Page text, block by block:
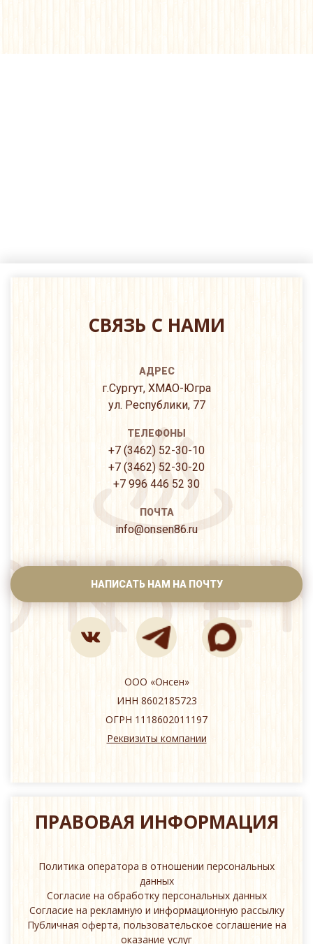
СВЯЗЬ С НАМИ
АДРЕС
г.Сургут, ХМАО-Югра
ул. Республики, 77
ТЕЛЕФОНЫ
+7 (3462) 52-30-10
+7 (3462) 52-30-20
+7 996 446 52 30
ПОЧТА
info@onsen86.ru
НАПИСАТЬ НАМ НА ПОЧТУ
ООО «Онсен»
ИНН 8602185723
ОГРН 1118602011197
Реквизиты компании
ПРАВОВАЯ ИНФОРМАЦИЯ
Политика оператора в отношении персональных
данных
Согласие на обработку персональных данных
Согласие на рекламную и информационную рассылку
Публичная оферта, пользовательское соглашение на
оказание услуг